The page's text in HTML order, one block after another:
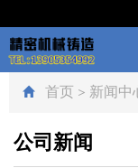
首页 > 新闻中
公司新闻